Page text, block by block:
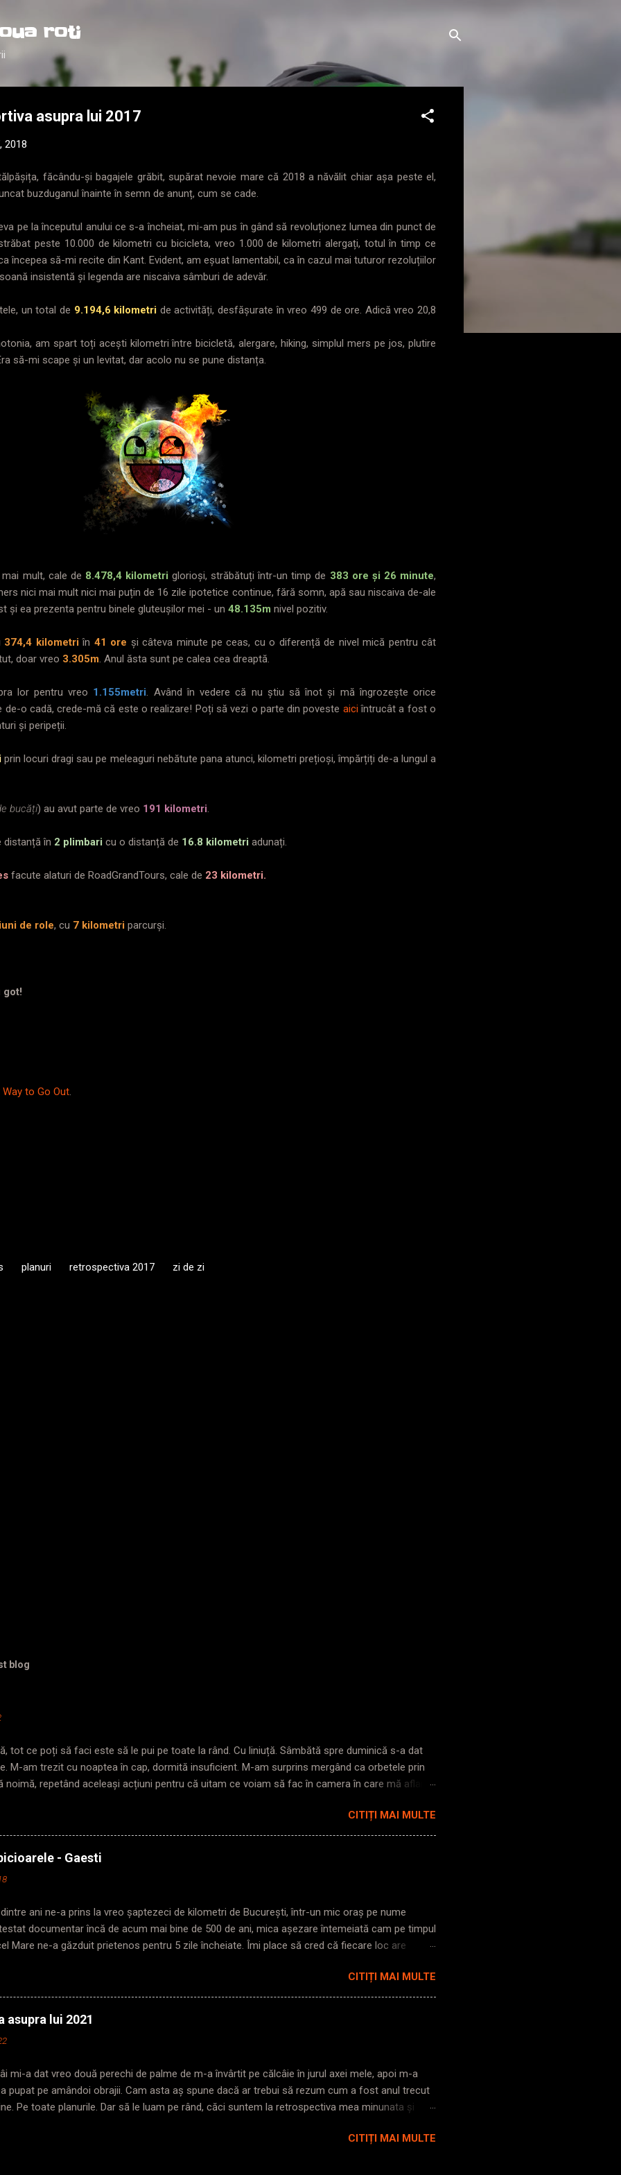
roti
asupra lui 2017
2018
făcându-și bagajele grăbit, supărat nevoie mare că 2018 a năvălit chiar așa peste el,
buzduganul înainte în semn de anunț, cum se cade.
pe la începutul anului ce s-a încheiat, mi-am pus în gând să revoluționez lumea din punct de
peste 10.000 de kilometri cu bicicleta, vreo 1.000 de kilometri alergați, totul în timp ce
începea să-mi recite din Kant. Evident, am eșuat lamentabil, ca în cazul mai tuturor rezoluțiilor
insistentă și legenda are niscaiva sâmburi de adevăr.
un total de 9.194,6 kilometri de activități, desfășurate în vreo 499 de ore. Adică vreo 20,8
am spart toți acești kilometri între bicicletă, alergare, hiking, simplul mers pe jos, plutire
să-mi scape și un levitat, dar acolo nu se pune distanța.
mult, cale de 8.478,4 kilometriglorioși, străbătuți într-un timp de 383 ore și 26 minute,
nici mai mult nici mai puțin de 16 zile ipotetice continue, fără somn, apă sau niscaiva de-ale
și ea prezenta pentru binele gluteușilor mei - un 48.135m nivel pozitiv.
374,4 kilometriîn 41 ore și câteva minute pe ceas, cu o diferență de nivel mică pentru cât
doar vreo 3.305m . Anul ăsta sunt pe calea cea dreaptă.
lor pentru vreo 1.155metri . Având în vedere că nu știu să înot și mă îngrozește orice
de-o cadă, crede-mă că este o realizare! Poți să vezi o parte din poveste aici întrucât a fost o
și peripeții.
prin locuri dragi sau pe meleaguri nebătute pana atunci, kilometri prețioși, împărțiți de-a lungul a
bucăți) au avut parte de vreo 191 kilometri
distanță în 2 plimbari cu o distanță de 16.8 kilometri adunați.
facute alaturi de RoadGrandTours, cale de 23 kilometri.
de role, cu 7 kilometri parcurși.
got!
Way to Go Out
planuri retrospectiva 2017 zi de zi
blog
tot ce poți să faci este să le pui pe toate la rând. Cu liniuță. Sâmbătă spre duminică s-a dat
M-am trezit cu noaptea în cap, dormită insuficient. M-am surprins mergând ca orbetele prin
noimă, repetând aceleași acțiuni pentru că uitam ce voiam să fac în camera în care mă aflam,
ajung repede, nu mă agit așa de dimineață, am și timp să mă trezesc până la gară. Cobor
poarta de acces pentru gabarit depășit era închisă. Chinuie-te pe poarta clasică. Intru în
ușă. Mă așez cuminte într-o parte, să nu încurc traficul inexistent. Iese mecanicul din
o figură gravă. Mă cântărește cu privirea și începe: „Domnișoară ( hehe! ), îmi pare rău să vă
să stați la prima ușa în sensul de mers. Că dacă eu plec cu trenul și nu vă văd că ați ieșit
CITIȚI MAI MULTE
- Gaesti
ani ne-a prins la vreo șaptezeci de kilometri de București, într-un mic oraș pe nume
documentar încă de acum mai bine de 500 de ani, mica așezare întemeiată cam pe timpul
Mare ne-a găzduit prietenos pentru 5 zile încheiate. Îmi place să cred că fiecare loc are
respectiv. Pentru că da, poți să treci ca Vodă prin lobodă și să scapi din vedere tot felul de
interesante. * Nu-ți trebuie mai mult de o oră să străbați orașul dintr-o parte în alta, și ca
nou observi tot felul de elemente surprinzătoare care-ti atrag atenția. La vechimea pe care am
că o are Găeștiul, m-aș fi așteptat ca arhitectura urbei să fie ceva mai bogată, cu căsoaie
pline de ornamentele vremurilor pe care le-a trăit. La prima vedere cel puțin, nu prea a fost
CITIȚI MAI MULTE
asupra lui 2021
mi-a dat vreo două perechi de palme de m-a învârtit pe călcâie în jurul axei mele, apoi m-a
pupat pe amândoi obrajii. Cam asta aș spune dacă ar trebui să rezum cum a fost anul trecut
Pe toate planurile. Dar să le luam pe rând, căci suntem la retrospectiva mea minunata și
S-au stabilizat în sfârșit toți cei kilometri, s-au sincronizat toate aplicațiile, au disparut
CITIȚI MAI MULTE